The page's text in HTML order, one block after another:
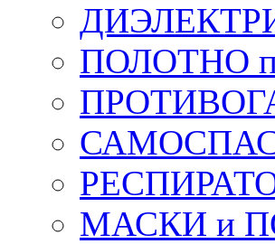
ПОЛОТНО
МАСКИ и